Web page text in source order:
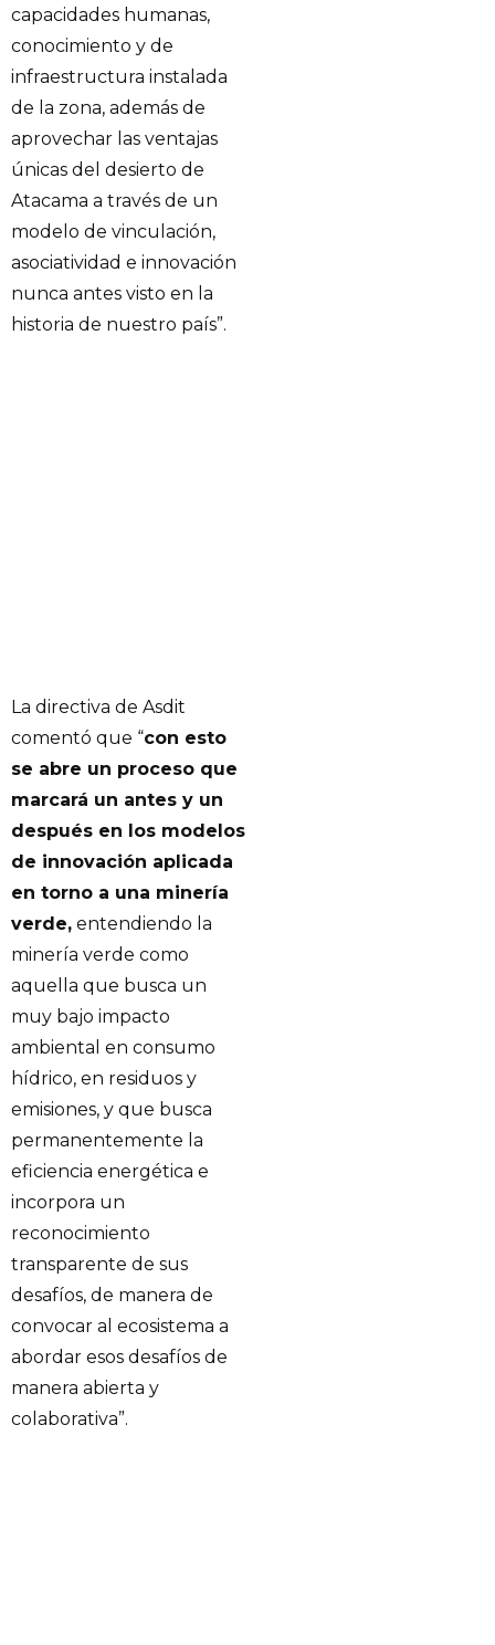
capacidades humanas,
conocimiento y de
infraestructura instalada
de la zona, además de
aprovechar las ventajas
únicas del desierto de
Atacama a través de un
modelo de vinculación,
asociatividad e innovación
nunca antes visto en la
historia de nuestro país”.
La directiva de Asdit
comentó que “con esto
se abre un proceso que
marcará un antes y un
después en los modelos
de innovación aplicada
en torno a una minería
verde, entendiendo la
minería verde como
aquella que busca un
muy bajo impacto
ambiental en consumo
hídrico, en residuos y
emisiones, y que busca
permanentemente la
eficiencia energética e
incorpora un
reconocimiento
transparente de sus
desafíos, de manera de
convocar al ecosistema a
abordar esos desafíos de
manera abierta y
colaborativa”.